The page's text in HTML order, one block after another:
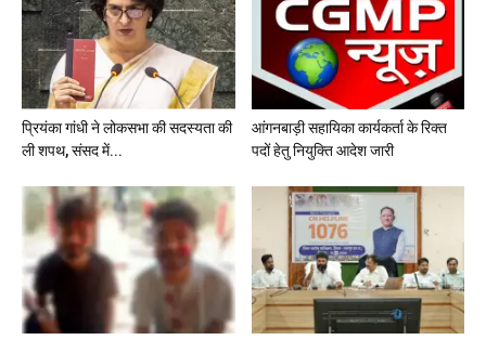
प्रियंका गांधी ने लोकसभा की सदस्यता की
ली शपथ, संसद में...
आंगनबाड़ी सहायिका कार्यकर्ता के रिक्त
पदों हेतु नियुक्ति आदेश जारी